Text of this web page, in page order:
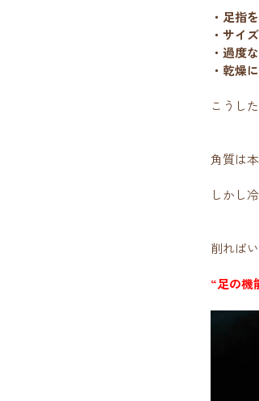
・足指
・サイ
・過度
・乾燥
こうし
角質は
しかし
削れば
“足の機